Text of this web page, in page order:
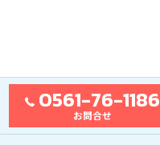
0561-76-1186
お問合せ